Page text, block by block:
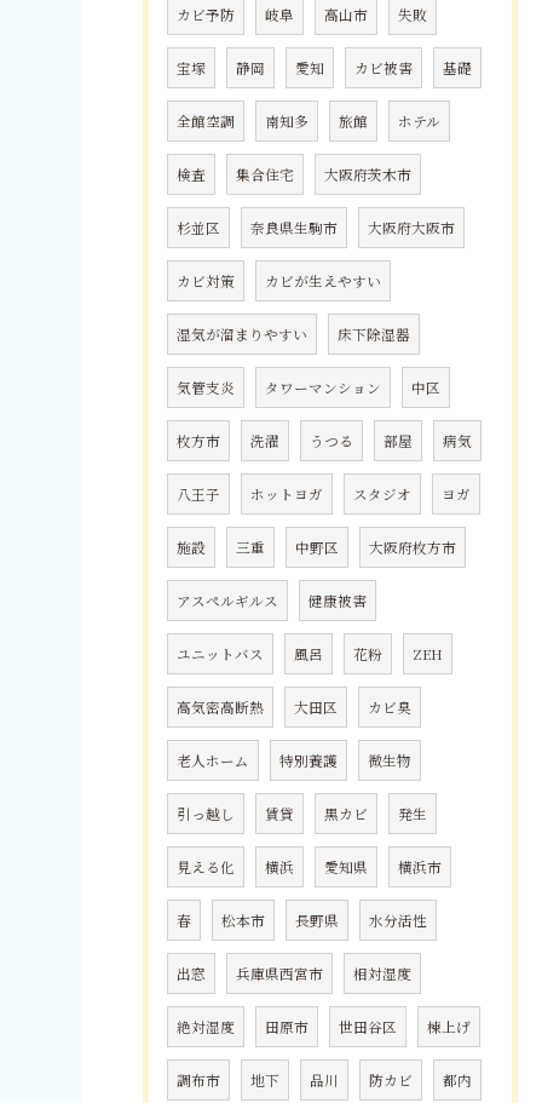
カビ予防 岐阜 高山市 失敗
宝塚 静岡 愛知 カビ被害 基礎
全館空調 南知多 旅館 ホテル
検査 集合住宅 大阪府茨木市
杉並区 奈良県生駒市 大阪府大阪市
カビ対策 カビが生えやすい
湿気が溜まりやすい 床下除湿器
気管支炎 タワーマンション 中区
枚方市 洗濯 うつる 部屋 病気
八王子 ホットヨガ スタジオ ヨガ
施設 三重 中野区 大阪府枚方市
アスペルギルス 健康被害
ユニットバス 風呂 花粉 ZEH
高気密高断熱 大田区 カビ臭
老人ホーム 特別養護 微生物
引っ越し 賃貸 黒カビ 発生
見える化 横浜 愛知県 横浜市
春 松本市 長野県 水分活性
出窓 兵庫県西宮市 相対湿度
絶対湿度 田原市 世田谷区 棟上げ
調布市 地下 品川 防カビ 都内